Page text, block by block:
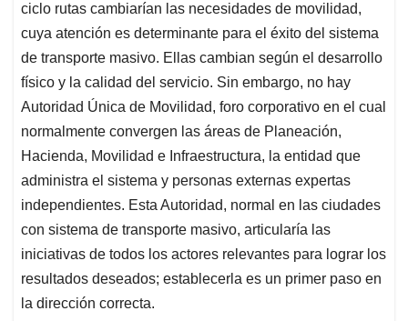
ciclo rutas cambiarían las necesidades de movilidad,
cuya atención es determinante para el éxito del sistema
de transporte masivo. Ellas cambian según el desarrollo
físico y la calidad del servicio. Sin embargo, no hay
Autoridad Única de Movilidad, foro corporativo en el cual
normalmente convergen las áreas de Planeación,
Hacienda, Movilidad e Infraestructura, la entidad que
administra el sistema y personas externas expertas
independientes. Esta Autoridad, normal en las ciudades
con sistema de transporte masivo, articularía las
iniciativas de todos los actores relevantes para lograr los
resultados deseados; establecerla es un primer paso en
la dirección correcta.